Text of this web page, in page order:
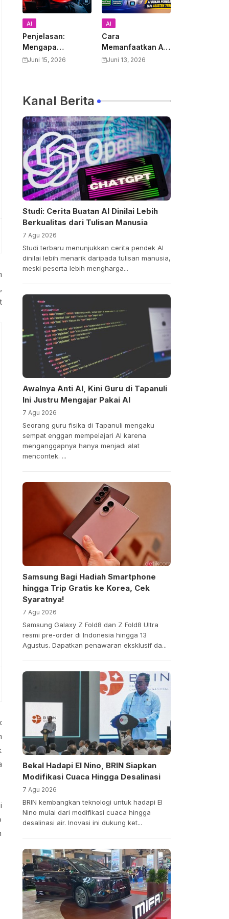
AI
Penjelasan:
Mengapa
Pemerintah AS
Anthropic Claude
Mythos
Juni 15, 2026
AI
Cara
Memanfaatkan AI
untuk Mendukung
Produktivitas dan
Pembelajaran
Juni 13, 2026
Kanal Berita
Studi: Cerita Buatan AI Dinilai Lebih
Berkualitas dari Tulisan Manusia
7 Agu 2026
Studi terbaru menunjukkan cerita pendek AI
dinilai lebih menarik daripada tulisan manusia,
meski peserta lebih mengharga...
Awalnya Anti AI, Kini Guru di Tapanuli
Ini Justru Mengajar Pakai AI
7 Agu 2026
Seorang guru fisika di Tapanuli mengaku
sempat enggan mempelajari AI karena
menganggapnya hanya menjadi alat
mencontek. ...
Samsung Bagi Hadiah Smartphone
hingga Trip Gratis ke Korea, Cek
Syaratnya!
7 Agu 2026
Samsung Galaxy Z Fold8 dan Z Fold8 Ultra
resmi pre-order di Indonesia hingga 13
Agustus. Dapatkan penawaran eksklusif da...
Bekal Hadapi El Nino, BRIN Siapkan
Modifikasi Cuaca Hingga Desalinasi
7 Agu 2026
BRIN kembangkan teknologi untuk hadapi El
Nino mulai dari modifikasi cuaca hingga
desalinasi air. Inovasi ini dukung ket...